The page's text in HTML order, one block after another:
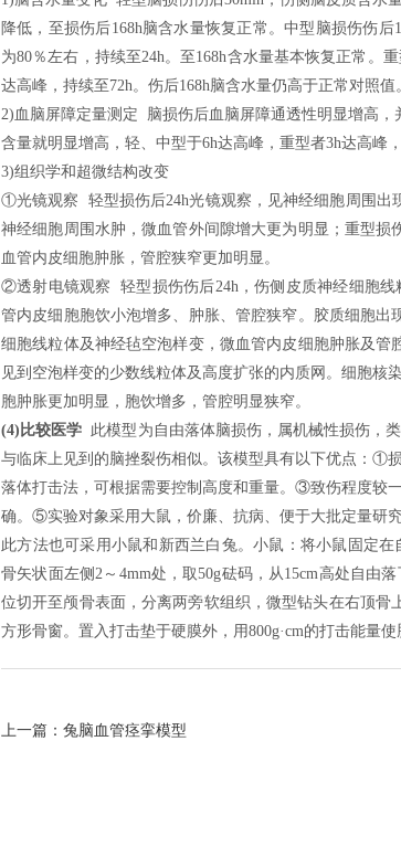
降低，至损伤后168h脑含水量恢复正常。中型脑损伤伤
为80％左右，持续至24h。至168h含水量基本恢复正常。
达高峰，持续至72h。伤后168h脑含水量仍高于正常对照值
2)血脑屏障定量测定 脑损伤后血脑屏障通透性明显增高
含量就明显增高，轻、中型于6h达高峰，重型者3h达高峰，
3)组织学和超微结构改变
①光镜观察 轻型损伤后24h光镜观察，见神经细胞周围出
神经细胞周围水肿，微血管外间隙增大更为明显；重型
血管内皮细胞肿胀，管腔狭窄更加明显。
②透射电镜观察 轻型损伤伤后24h，伤侧皮质神经细胞
管内皮细胞胞饮小泡增多、肿胀、管腔狭窄。胶质细胞
细胞线粒体及神经毡空泡样变，微血管内皮细胞肿胀及
见到空泡样变的少数线粒体及高度扩张的内质网。细胞核
胞肿胀更加明显，胞饮增多，管腔明显狭窄。
(4)比较医学 此模型为自由落体脑损伤，属机械性损伤，
与临床上见到的脑挫裂伤相似。该模型具有以下优点：①
落体打击法，可根据需要控制高度和重量。③致伤程度较
确。⑤实验对象采用大鼠，价廉、抗病、便于大批定量研究
此方法也可采用小鼠和新西兰白兔。小鼠：将小鼠固定
骨矢状面左侧2～4mm处，取50g砝码，从15cm高处自由
位切开至颅骨表面，分离两旁软组织，微型钻头在右顶骨
方形骨窗。置入打击垫于硬膜外，用800g·cm的打击能量
上一篇： 兔脑血管痉挛模型